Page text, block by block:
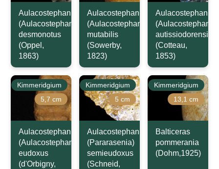
Aulacostephanus
(Aulacostephanoides)
desmonotus
(Oppel,
1863)
Aulacostephanus
(Aulacostephanoides)
mutabilis
(Sowerby,
1823)
Aulacostephanus
autissiodorensis
(Cotteau,
1853)
Kimmeridgium
5,7 cm
Aulacostephanus
(Aulacostephanus)
eudoxus
(d'Orbigny,
Kimmeridgium
5 cm
Aulacostephanus
(Pararasenia)
semieudoxus
(Schneid,
Kimmeridgium
13,1 cm
Balticeras
pommerania
(Dohm,1925)